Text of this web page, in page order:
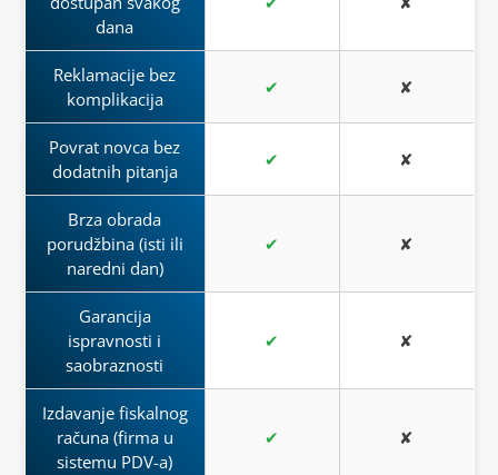
dana
Reklamacije bez
komplikacija
✔ ✘
Povrat novca bez
dodatnih pitanja
✔ ✘
Brza obrada
porudžbina (isti ili
naredni dan)
✔ ✘
Garancija
ispravnosti i
saobraznosti
✔ ✘
Izdavanje fiskalnog
računa (firma u
sistemu PDV-a)
✔ ✘